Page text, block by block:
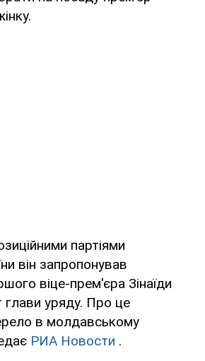
партіями
він запропонував
віце-прем'єра Зінаїди
глави уряду. Про це
в молдавському
РИА Новости .